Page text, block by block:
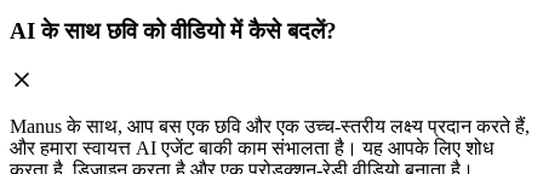
AI के साथ छवि को वीडियो में कैसे बदलें?
Manus के साथ, आप बस एक छवि और एक उच्च-स्तरीय लक्ष्य प्रदान करते हैं,
और हमारा स्वायत्त AI एजेंट बाकी काम संभालता है। यह आपके लिए शोध
करता है, डिज़ाइन करता है और एक प्रोडक्शन-रेडी वीडियो बनाता है।